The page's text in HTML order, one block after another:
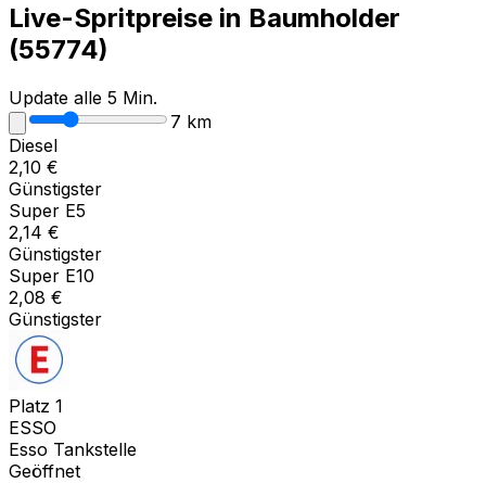
Live-Spritpreise in Baumholder
(55774)
Update alle 5 Min.
7 km
Diesel
2,10 €
Günstigster
Super E5
2,14 €
Günstigster
Super E10
2,08 €
Günstigster
Platz 1
ESSO
Esso Tankstelle
Geöffnet